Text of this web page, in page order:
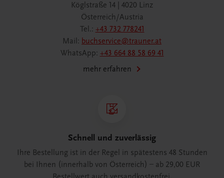
Köglstraße 14 | 4020 Linz
Österreich/Austria
Tel.: +43 732 778241
Mail: buchservice@trauner.at
WhatsApp: +43 664 88 58 69 41
mehr erfahren
Schnell und zuverlässig
Ihre Bestellung ist in der Regel in spätestens 48 Stunden
bei Ihnen (innerhalb von Österreich) – ab 29,00 EUR